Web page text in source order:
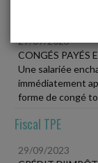
29/09/2023
CONGÉS PAYÉS
Une salariée
immédiatement
forme de congé
Fiscal TPE
29/09/2023